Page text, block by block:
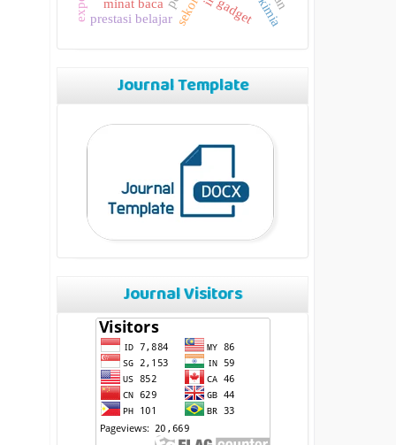
minat baca
prestasi belajar gadget
Journal Template
Journal Visitors